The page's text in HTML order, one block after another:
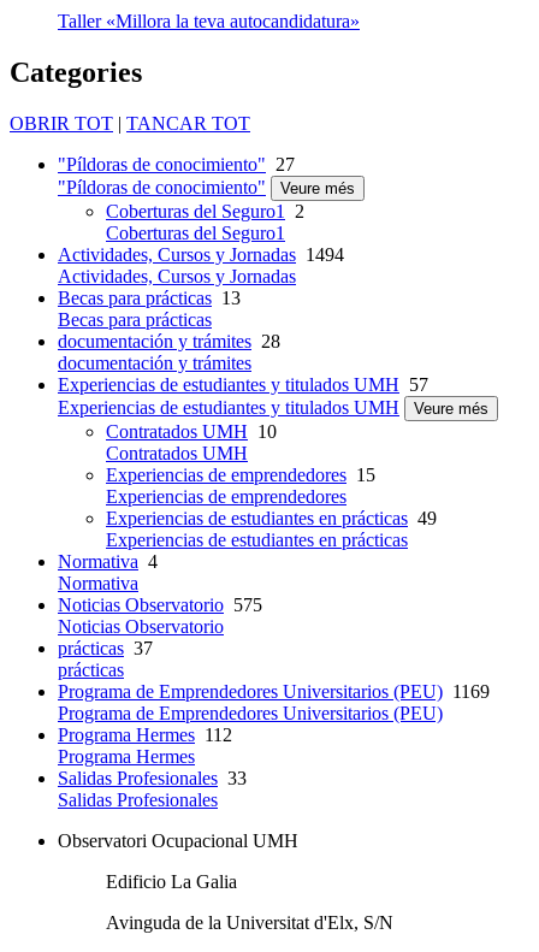
Taller «Millora la teva autocandidatura»
Categories
OBRIR TOT | TANCAR TOT
"Píldoras de conocimiento" 27
"Píldoras de conocimiento"
Veure més
Coberturas del Seguro1
2
Coberturas del Seguro1
Actividades, Cursos y Jornadas 1494
Actividades, Cursos y Jornadas
Becas para prácticas 13
Becas para prácticas
documentación y trámites 28
documentación y trámites
Experiencias de estudiantes y titulados UMH 57
Experiencias de estudiantes y titulados UMH
Veure més
Contratados UMH 10
Contratados UMH
Experiencias de emprendedores 15
Experiencias de emprendedores
Experiencias de estudiantes en prácticas 49
Experiencias de estudiantes en prácticas
Normativa 4
Normativa
Noticias Observatorio 575
Noticias Observatorio
prácticas 37
prácticas
Programa de Emprendedores Universitarios (PEU) 1169
Programa de Emprendedores Universitarios (PEU)
Programa Hermes 112
Programa Hermes
Salidas Profesionales 33
Salidas Profesionales
Observatori Ocupacional UMH
Edificio La Galia
Avinguda de la Universitat d'Elx, S/N